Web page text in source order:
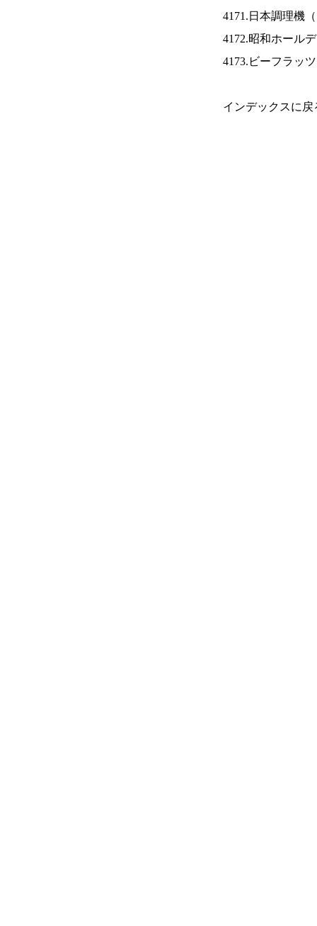
4171.日本調理機（
4172.昭和ホール
4173.ビーフラッ
インデックスに戻